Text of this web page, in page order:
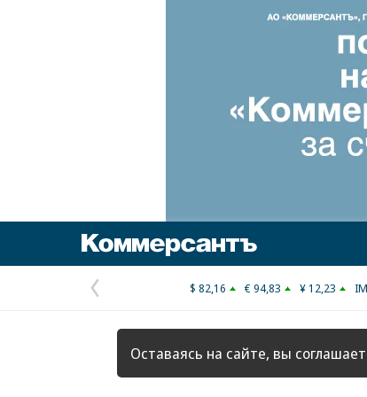
Предыдущая
страница
$ 82,16 € 94,83 ¥ 12,23
Оставаясь на сайте, вы